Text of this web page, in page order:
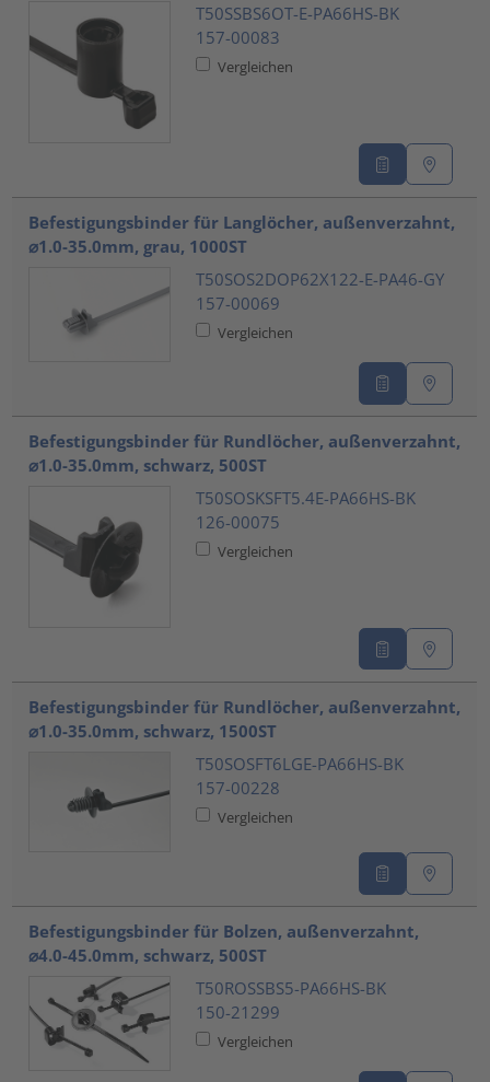
T50SSBS6OT-E-PA66HS-BK
157-00083
Vergleichen
Befestigungsbinder für Langlöcher, außenverzahnt,
⌀1.0-35.0mm, grau, 1000ST
T50SOS2DOP62X122-E-PA46-GY
157-00069
Vergleichen
Befestigungsbinder für Rundlöcher, außenverzahnt,
⌀1.0-35.0mm, schwarz, 500ST
T50SOSKSFT5.4E-PA66HS-BK
126-00075
Vergleichen
Befestigungsbinder für Rundlöcher, außenverzahnt,
⌀1.0-35.0mm, schwarz, 1500ST
T50SOSFT6LGE-PA66HS-BK
157-00228
Vergleichen
Befestigungsbinder für Bolzen, außenverzahnt,
⌀4.0-45.0mm, schwarz, 500ST
T50ROSSBS5-PA66HS-BK
150-21299
Vergleichen